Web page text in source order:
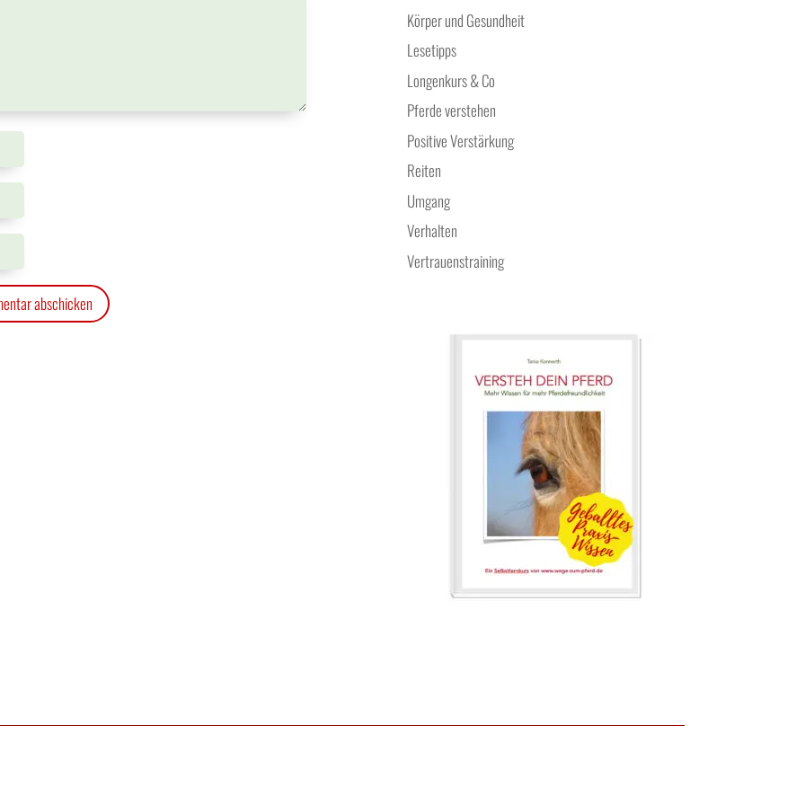
abschicken
Körper und Gesundheit
Lesetipps
Longenkurs & Co
Pferde verstehen
Positive Verstärkung
Reiten
Umgang
Verhalten
Vertrauenstraining